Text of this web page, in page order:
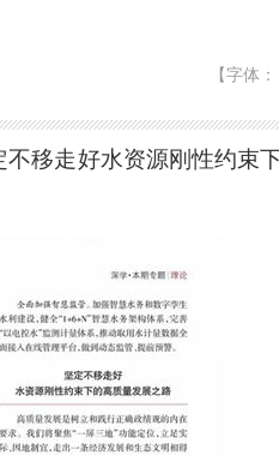
【字体：
移走好水资源刚性约束